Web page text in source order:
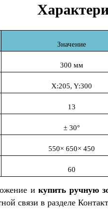
Значение
300 мм
X:205, Y:300
13
± 30°
550× 650× 450
60
и купить ручную
связи в разделе